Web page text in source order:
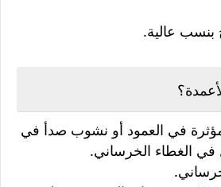
في العمود أو نشوب صدأ في
في الغطاء الخرساني.